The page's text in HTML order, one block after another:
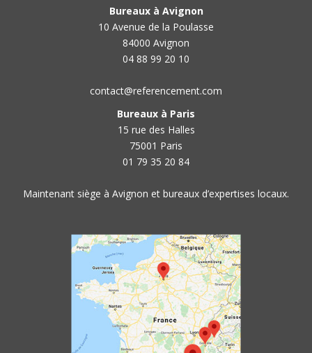
Bureaux à Avignon
10 Avenue de la Poulasse
84000 Avignon
04 88 99 20 10
contact@referencement.com
Bureaux à Paris
15 rue des Halles
75001 Paris
01 79 35 20 84
Maintenant siège à Avignon et bureaux d’expertises locaux.